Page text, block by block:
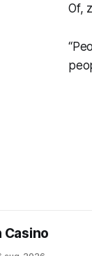
Of,
Casino